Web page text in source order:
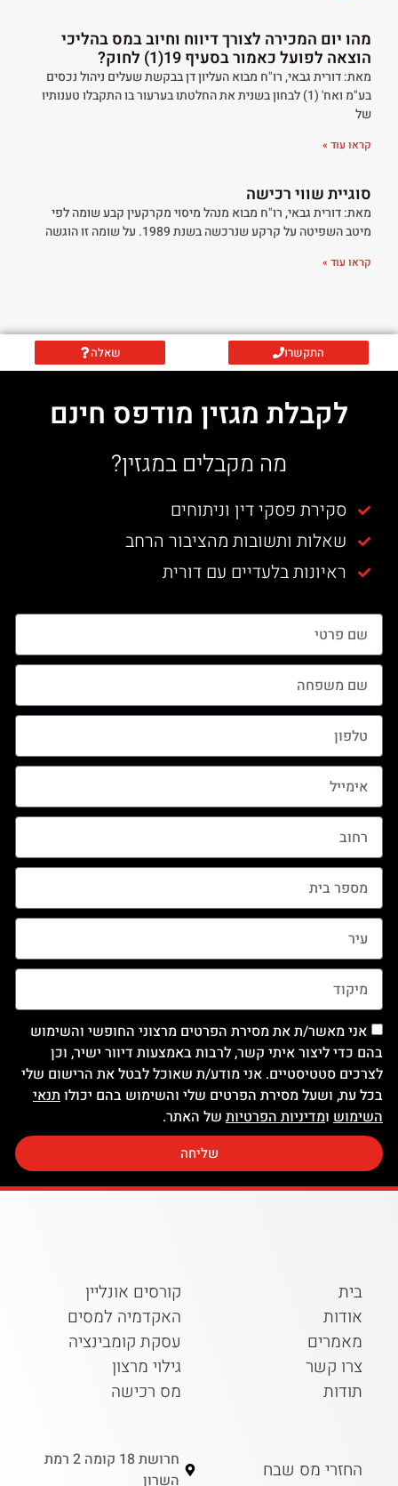
מהו יום המכירה לצורך דיווח וחיוב במס בהליכי
הוצאה לפועל כאמור בסעיף 19(1) לחוק?
מאת: דורית גבאי, רו"ח מבוא העליון דן בבקשת שעלים ניהול נכסים
בע"מ ואח' (1) לבחון בשנית את החלטתו בערעור בו התקבלו טענותיו
של
קראו עוד »
סוגיית שווי רכישה
מאת: דורית גבאי, רו"ח מבוא מנהל מיסוי מקרקעין קבע שומה לפי
מיטב השפיטה על קרקע שנרכשה בשנת 1989. על שומה זו הוגשה
קראו עוד »
התקשרו שאלה
לקבלת מגזין מודפס חינם
מה מקבלים במגזין?
סקירת פסקי דין וניתוחים
שאלות ותשובות מהציבור הרחב
ראיונות בלעדיים עם דורית
אני מאשר/ת את מסירת הפרטים מרצוני החופשי והשימוש
בהם כדי ליצור איתי קשר, לרבות באמצעות דיוור ישיר, וכן
לצרכים סטטיסטיים. אני מודע/ת שאוכל לבטל את הרישום שלי
בכל עת, ושעל מסירת הפרטים שלי והשימוש בהם יכולותנאי
השימוש ומדיניות הפרטיות של האתר.
שליחה
בית
אודות
מאמרים
צרו קשר
תודות
קורסים אונליין
האקדמיה למסים
עסקת קומבינציה
גילוי מרצון
מס רכישה
החזרי מס שבח
חרושת 18 קומה 2 רמת
השרון